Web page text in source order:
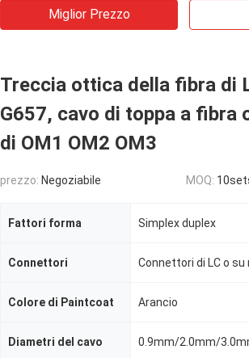
Miglior Prezzo
Treccia ottica della fibra di
G657, cavo di toppa a fibra
di OM1 OM2 OM3
prezzo: Negoziabile MOQ:
Fattori forma Simplex duplex
Connettori Connettori di LC o su
Colore di Paintcoat Arancio
Diametri del cavo 0.9mm/2.0mm/